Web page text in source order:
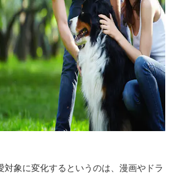
対象に変化するというのは、漫画やドラ